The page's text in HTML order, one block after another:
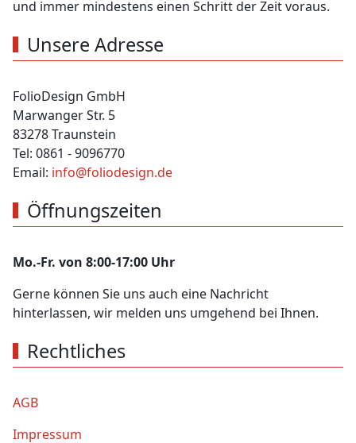
und immer mindestens einen Schritt der Zeit voraus.
Unsere Adresse
FolioDesign GmbH
Marwanger Str. 5
83278 Traunstein
Tel: 0861 - 9096770
Email: info@foliodesign.de
Öffnungszeiten
Mo.-Fr. von 8:00-17:00 Uhr
Gerne können Sie uns auch eine Nachricht
hinterlassen, wir melden uns umgehend bei Ihnen.
Rechtliches
AGB
Impressum